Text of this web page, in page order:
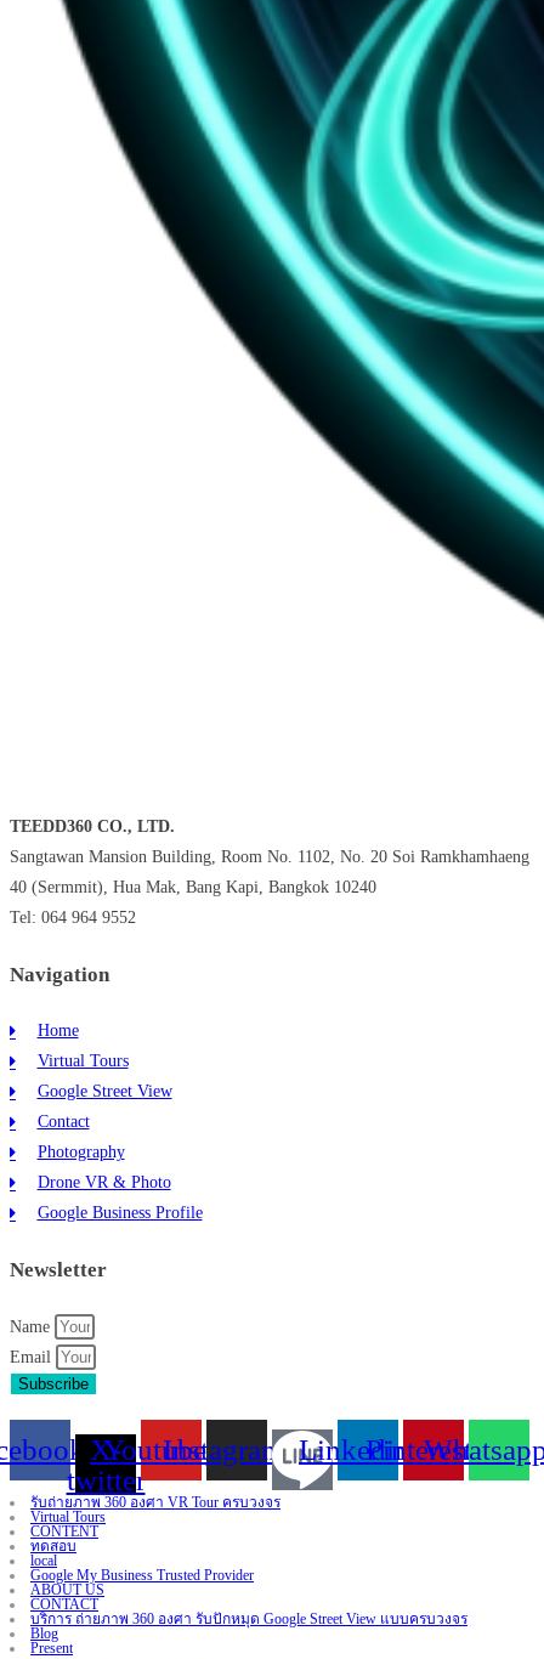
TEEDD360 CO., LTD.
Sangtawan Mansion Building, Room No. 1102, No. 20 Soi Ramkhamhaeng
40 (Sermmit), Hua Mak, Bang Kapi, Bangkok 10240
Tel: 064 964 9552
Navigation
Home
Virtual Tours
Google Street View
Contact
Photography
Drone VR & Photo
Google Business Profile
Newsletter
Name
Email
Subscribe
X-
twitter
YoutubeInstagram LinkedinPinterest
รับถ่ายภาพ 360 องศา VR Tour ครบวงจร
Virtual Tours
CONTENT
ทดสอบ
local
Google My Business Trusted Provider
ABOUT US
CONTACT
บริการ ถ่ายภาพ 360 องศา รับปักหมุด Google Street View แบบครบวงจร
Blog
Present